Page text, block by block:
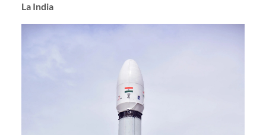
La India